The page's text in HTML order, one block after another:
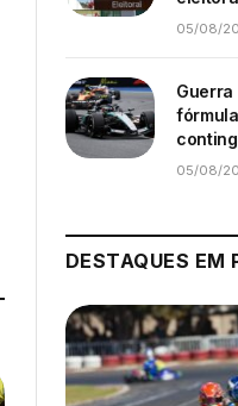
05/08/
Guerra
05/08/
DESTAQUES EM